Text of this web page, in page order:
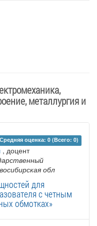
металлургия и
Средняя оценка: 0 (Всего: 0)
, доцент
обл
для
с четным
обмотках»